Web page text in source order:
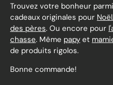
Trouvez votre bonheur
cadeaux originales pour Noël
des pères. Ou encore pour
chasse. Même papy et
de produits rigolos.
Bonne commande!